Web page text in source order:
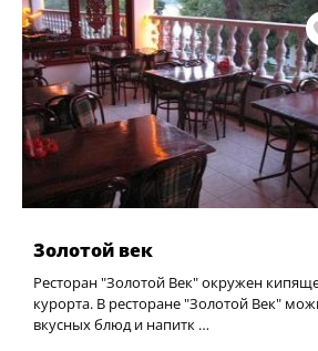
Золотой век
Ресторан "Золотой Век" окружен
курорта. В ресторане "Золотой Век"
вкусных блюд и напитк …